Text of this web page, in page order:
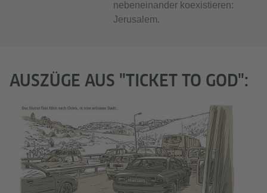
nebeneinander koexistieren:
Jerusalem.
AUSZÜGE AUS "TICKET TO GOD":